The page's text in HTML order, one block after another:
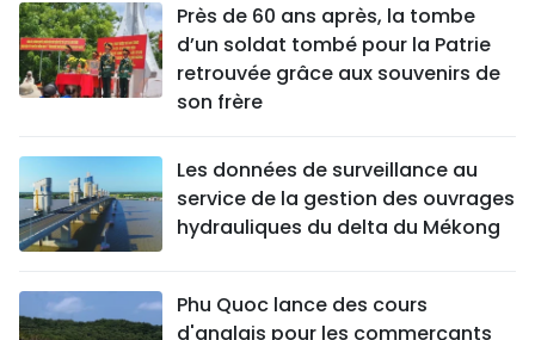
Près de 60 ans après, la tombe
d’un soldat tombé pour la Patrie
retrouvée grâce aux souvenirs de
son frère
Les données de surveillance au
service de la gestion des ouvrages
hydrauliques du delta du Mékong
Phu Quoc lance des cours
d'anglais pour les commerçants